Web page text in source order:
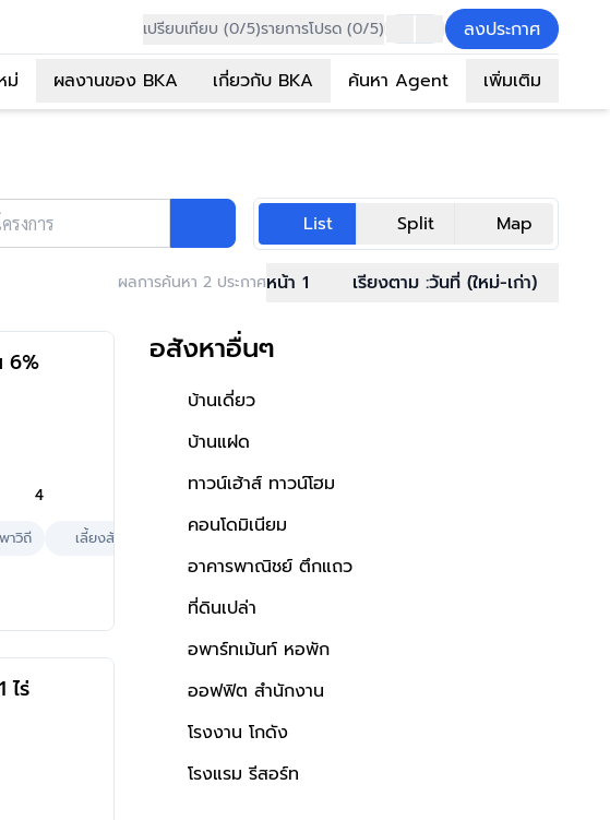
เปรียบเทียบ (0/5)รายการโปรด (0/5)
ลงประกาศ
ม่ ผลงานของ BKA เกี่ยวกับ BKA ค้นหา Agent เพิ่มเติม
รงการ List Split Map
ผลการค้นหา 2 ประกาศหน้า 1 เรียงตาม :วันที่ (ใหม่-เก่า)
6%
4
าวิถี เลี้ยงสัตว์ได้ ใกล้โรงพยาบาล
ไร่
อสังหาอื่นๆ
บ้านเดี่ยว
บ้านแฝด
ทาวน์เฮ้าส์ ทาวน์โฮม
คอนโดมิเนียม
อาคารพาณิชย์ ตึกแถว
ที่ดินเปล่า
อพาร์ทเม้นท์ หอพัก
ออฟฟิต สำนักงาน
โรงงาน โกดัง
โรงแรม รีสอร์ท